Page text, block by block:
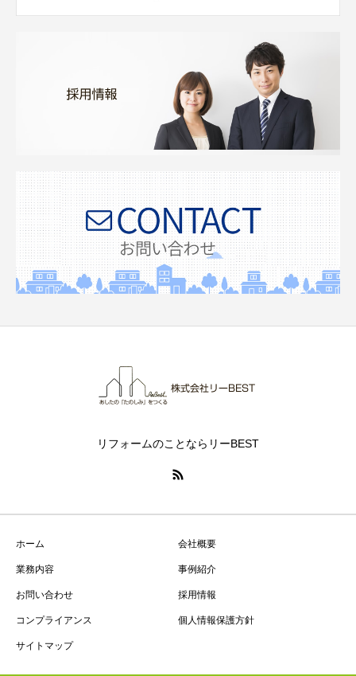
リフォームのことならリーBEST
ホーム 会社概要
業務内容 事例紹介
お問い合わせ 採用情報
コンプライアンス 個人情報保護方針
サイトマップ